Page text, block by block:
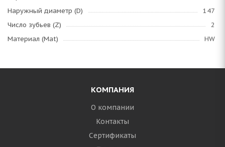
Наружный диаметр (D)
147
Число зубьев (Z)
2
Материал (Mat)
HW
КОМПАНИЯ
О компании
Контакты
Сертификаты